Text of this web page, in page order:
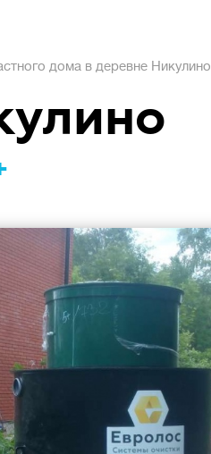
дома в деревне Никулино